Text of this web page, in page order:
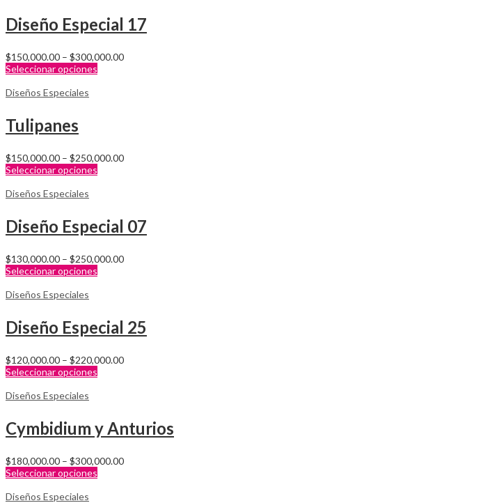
Diseño Especial 17
$150,000.00 – $300,000.00
Seleccionar opciones
Diseños Especiales
Tulipanes
$150,000.00 – $250,000.00
Seleccionar opciones
Diseños Especiales
Diseño Especial 07
$130,000.00 – $250,000.00
Seleccionar opciones
Diseños Especiales
Diseño Especial 25
$120,000.00 – $220,000.00
Seleccionar opciones
Diseños Especiales
Cymbidium y Anturios
$180,000.00 – $300,000.00
Seleccionar opciones
Diseños Especiales